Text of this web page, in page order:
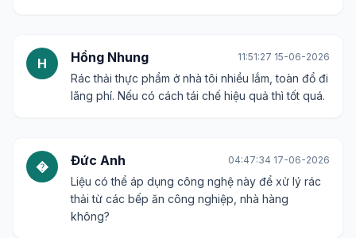
H Hồng Nhung 11:51:27 15-06-2026
Rác thải thực phẩm ở nhà tôi nhiều lắm, toàn đổ đi
lãng phí. Nếu có cách tái chế hiệu quả thì tốt quá.
� Đức Anh 04:47:34 17-06-2026
Liệu có thể áp dụng công nghệ này để xử lý rác
thải từ các bếp ăn công nghiệp, nhà hàng
không?